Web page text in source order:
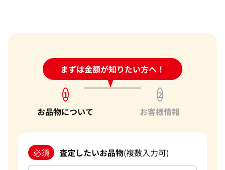
まずは金額が知りたい方へ！
24時間受付中!問い合わせフォーム
1
お品物について
2
お客様情報
必須 査定したいお品物(複数入力可)